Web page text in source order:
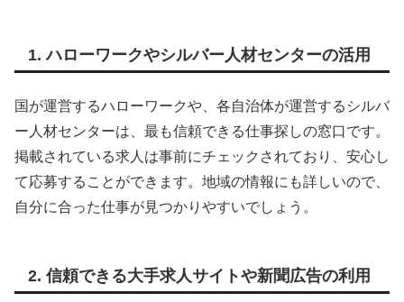
1. ハローワークやシルバー人材センターの活用
国が運営するハローワークや、各自治体が運営するシルバ
ー人材センターは、最も信頼できる仕事探しの窓口です。
掲載されている求人は事前にチェックされており、安心し
て応募することができます。地域の情報にも詳しいので、
自分に合った仕事が見つかりやすいでしょう。
2. 信頼できる大手求人サイトや新聞広告の利用